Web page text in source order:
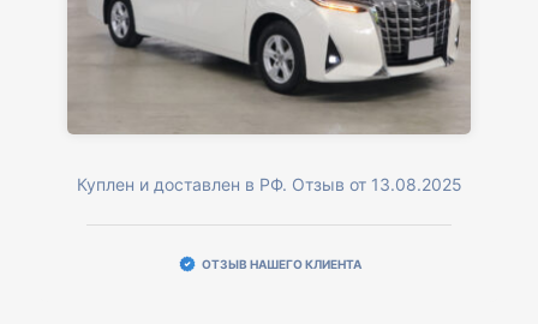
Куплен и доставлен в РФ. Отзыв от 13.08.2025
ОТЗЫВ НАШЕГО КЛИЕНТА